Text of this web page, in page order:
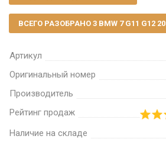
Артикул
Оригинальный номер
Производитель
Рейтинг продаж
Наличие на складе
ВСЕГО РАЗОБРАНО 3 BMW 7 G11 G12